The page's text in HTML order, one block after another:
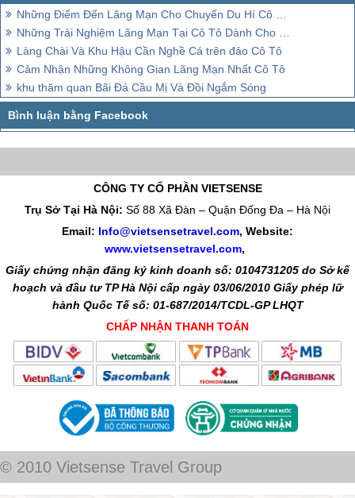
Những Điểm Đến Lãng Mạn Cho Chuyến Du Hí Cô Tô Dịp 30/4
Những Trải Nghiệm Lãng Mạn Tại Cô Tô Dành Cho Các Cặp Đôi
Làng Chài Và Khu Hậu Cần Nghề Cá trên đảo Cô Tô
Cảm Nhận Những Không Gian Lãng Mạn Nhất Cô Tô
khu thăm quan Bãi Đá Cầu Mị Và Đồi Ngắm Sóng
CÔNG TY CỔ PHẦN VIETSENSE
Trụ Sở Tại Hà Nội: Số 88 Xã Đàn – Quận Đống Đa – Hà Nội
Email: Info@vietsensetravel.com, Website:
www.vietsensetravel.com,
Giấy chứng nhận đăng ký kinh doanh số: 0104731205 do Sở kế
hoạch và đầu tư TP Hà Nội cấp ngày 03/06/2010 Giấy phép lữ
hành Quốc Tế số: 01-687/2014/TCDL-GP LHQT
CHẤP NHẬN THANH TOÁN
© 2010 Vietsense Travel Group